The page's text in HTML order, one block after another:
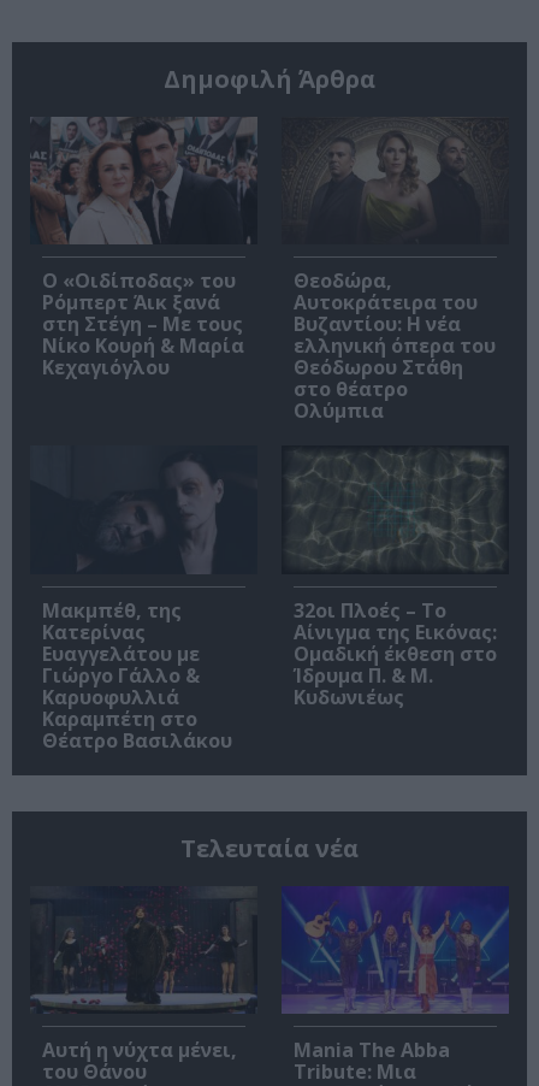
Δημοφιλή Άρθρα
O «Οιδίποδας» του
Ρόμπερτ Άικ ξανά
στη Στέγη – Με τους
Νίκο Κουρή & Μαρία
Κεχαγιόγλου
Θεοδώρα,
Αυτοκράτειρα του
Βυζαντίου: Η νέα
ελληνική όπερα του
Θεόδωρου Στάθη
στο θέατρο
Ολύμπια
Μακμπέθ, της
Κατερίνας
Ευαγγελάτου με
Γιώργο Γάλλο &
Καρυοφυλλιά
Καραμπέτη στο
Θέατρο Βασιλάκου
32οι Πλοές – Το
Αίνιγμα της Εικόνας:
Ομαδική έκθεση στο
Ίδρυμα Π. & Μ.
Κυδωνιέως
Τελευταία νέα
Αυτή η νύχτα μένει,
του Θάνου
Mania The Abba
Tribute: Μια